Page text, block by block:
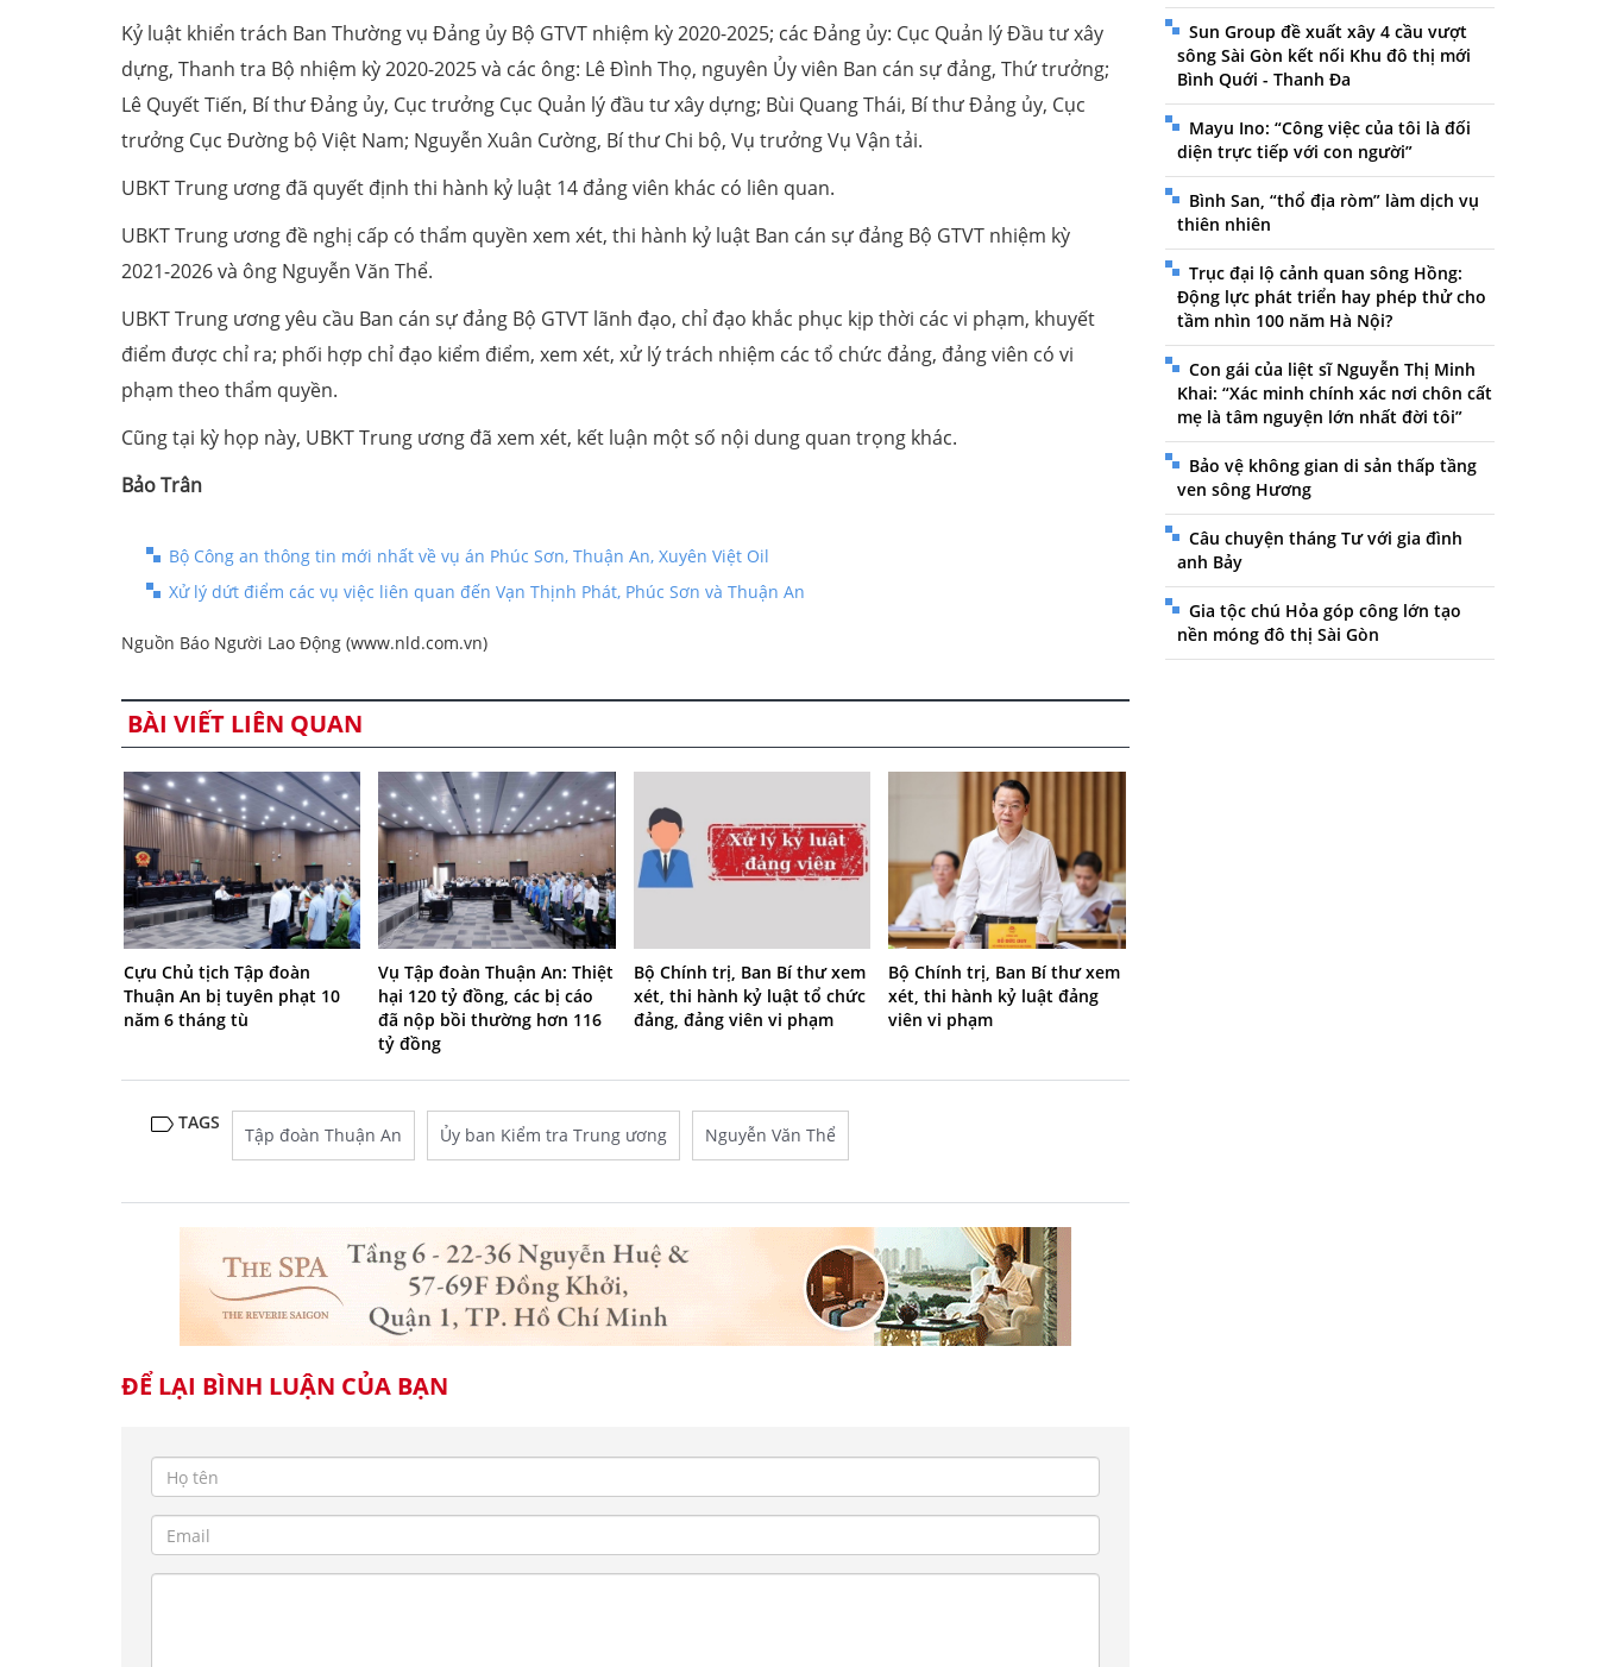
Kỷ luật khiển trách Ban Thường vụ Đảng ủy Bộ GTVT nhiệm kỳ 2020-2025; các Đảng ủy: Cục Quản lý Đầu tư xây
dựng, Thanh tra Bộ nhiệm kỳ 2020-2025 và các ông: Lê Đình Thọ, nguyên Ủy viên Ban cán sự đảng, Thứ trưởng;
Lê Quyết Tiến, Bí thư Đảng ủy, Cục trưởng Cục Quản lý đầu tư xây dựng; Bùi Quang Thái, Bí thư Đảng ủy, Cục
trưởng Cục Đường bộ Việt Nam; Nguyễn Xuân Cường, Bí thư Chi bộ, Vụ trưởng Vụ Vận tải.
UBKT Trung ương đã quyết định thi hành kỷ luật 14 đảng viên khác có liên quan.
UBKT Trung ương đề nghị cấp có thẩm quyền xem xét, thi hành kỷ luật Ban cán sự đảng Bộ GTVT nhiệm kỳ
2021-2026 và ông Nguyễn Văn Thể.
UBKT Trung ương yêu cầu Ban cán sự đảng Bộ GTVT lãnh đạo, chỉ đạo khắc phục kịp thời các vi phạm, khuyết
điểm được chỉ ra; phối hợp chỉ đạo kiểm điểm, xem xét, xử lý trách nhiệm các tổ chức đảng, đảng viên có vi
phạm theo thẩm quyền.
Cũng tại kỳ họp này, UBKT Trung ương đã xem xét, kết luận một số nội dung quan trọng khác.
Bảo Trân
Bộ Công an thông tin mới nhất về vụ án Phúc Sơn, Thuận An, Xuyên Việt Oil
Xử lý dứt điểm các vụ việc liên quan đến Vạn Thịnh Phát, Phúc Sơn và Thuận An
Nguồn Báo Người Lao Động (www.nld.com.vn)
BÀI VIẾT LIÊN QUAN
Cựu Chủ tịch Tập đoàn
Thuận An bị tuyên phạt 10
năm 6 tháng tù
Vụ Tập đoàn Thuận An: Thiệt
hại 120 tỷ đồng, các bị cáo
đã nộp bồi thường hơn 116
tỷ đồng
Bộ Chính trị, Ban Bí thư xem
xét, thi hành kỷ luật tổ chức
đảng, đảng viên vi phạm
Bộ Chính trị, Ban Bí thư xem
xét, thi hành kỷ luật đảng
viên vi phạm
TAGS
Tập đoàn Thuận An Ủy ban Kiểm tra Trung ương Nguyễn Văn Thể
ĐỂ LẠI BÌNH LUẬN CỦA BẠN
Sun Group đề xuất xây 4 cầu vượt
sông Sài Gòn kết nối Khu đô thị mới
Bình Quới - Thanh Đa
Mayu Ino: “Công việc của tôi là đối
diện trực tiếp với con người”
Bình San, “thổ địa ròm” làm dịch vụ
thiên nhiên
Trục đại lộ cảnh quan sông Hồng:
Động lực phát triển hay phép thử cho
tầm nhìn 100 năm Hà Nội?
Con gái của liệt sĩ Nguyễn Thị Minh
Khai: “Xác minh chính xác nơi chôn cất
mẹ là tâm nguyện lớn nhất đời tôi”
Bảo vệ không gian di sản thấp tầng
ven sông Hương
Câu chuyện tháng Tư với gia đình
anh Bảy
Gia tộc chú Hỏa góp công lớn tạo
nền móng đô thị Sài Gòn